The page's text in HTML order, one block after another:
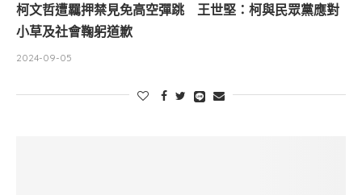
柯文哲遭羈押禁見免高空彈跳 王世堅：柯與民眾黨應對
小草及社會鞠躬道歉
2024-09-05